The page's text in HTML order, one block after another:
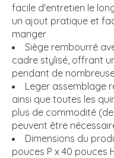
facile d'entretien le
un ajout pratique et
manger
Siège rembourré
cadre stylisé, offrant
pendant de
Leger assemblage
ainsi que toutes les
plus de commodité
peuvent être
Dimensions du
pouces P x 40 pouces